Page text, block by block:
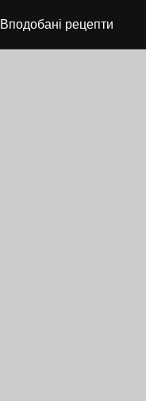
Вподобані рецепти